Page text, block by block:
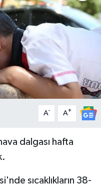
A- A+
dalgası hafta
sıcaklıkların 38-